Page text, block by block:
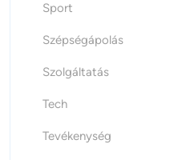
Sport
Szépségápolás
Szolgáltatás
Tech
Tevékenység